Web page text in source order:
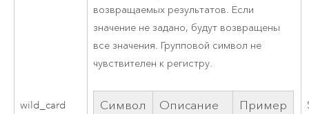
wild_card
возвращаемых результатов. Если
значение не задано, будут возвращены
все значения. Групповой символ не
чувствителен к регистру.
Символ Описание Пример